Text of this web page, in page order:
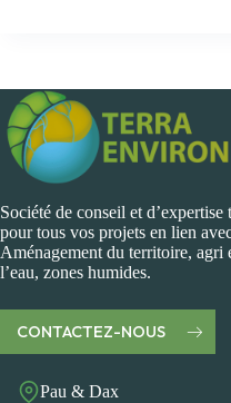
Société de conseil et
pour tous vos projets en lien
Aménagement du territoire,
l’eau, zones humides.
CONTACTEZ-NOUS
Pau & Dax